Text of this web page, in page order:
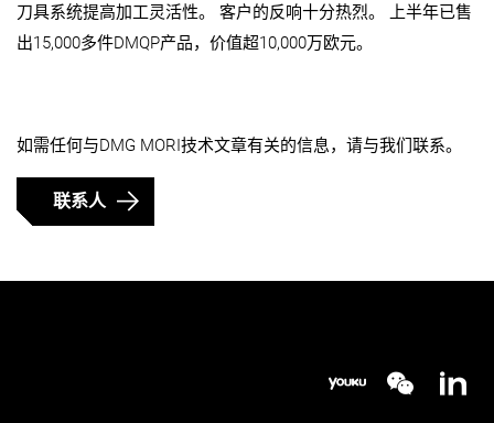
刀具系统提高加工灵活性。 客户的反响十分热烈。 上半年已售
出15,000多件DMQP产品，价值超10,000万欧元。
如需任何与DMG MORI技术文章有关的信息，请与我们联系。
联系人